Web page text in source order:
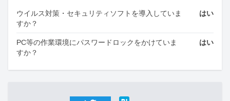
ウイルス対策・セキュリティソフトを導入していま
すか？
はい
PC等の作業環境にパスワードロックをかけていま
すか？
はい